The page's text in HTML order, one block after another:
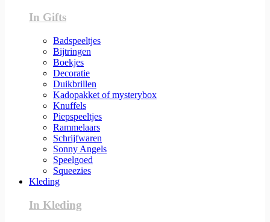
In Gifts
Badspeeltjes
Bijtringen
Boekjes
Decoratie
Duikbrillen
Kadopakket of mysterybox
Knuffels
Piepspeeltjes
Rammelaars
Schrijfwaren
Sonny Angels
Speelgoed
Squeezies
Kleding
In Kleding